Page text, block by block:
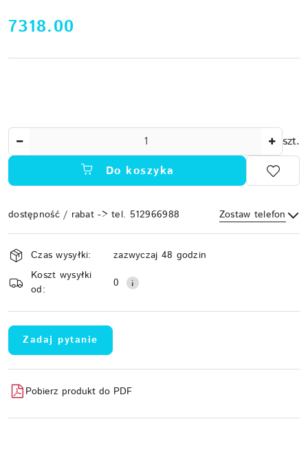
cena:
7318.00
szt.
Do koszyka
dostępność / rabat -> tel. 512966988 Zostaw telefon
Wyślij
Dostępność
i
dostawa
Czas wysyłki:
zazwyczaj 48 godzin
Koszt wysyłki
od:
0
Zadaj pytanie
Pobierz produkt do PDF